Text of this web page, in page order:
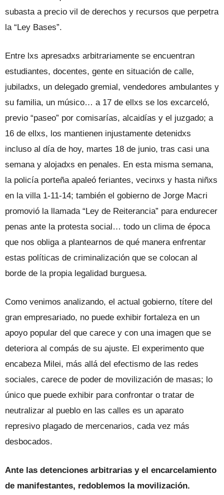
subasta a precio vil de derechos y recursos que perpetra
la “Ley Bases”.
Entre lxs apresadxs arbitrariamente se encuentran
estudiantes, docentes, gente en situación de calle,
jubiladxs, un delegado gremial, vendedores ambulantes y
su familia, un músico… a 17 de ellxs se los excarceló,
previo “paseo” por comisarías, alcaidías y el juzgado; a
16 de ellxs, los mantienen injustamente detenidxs
incluso al día de hoy, martes 18 de junio, tras casi una
semana y alojadxs en penales. En esta misma semana,
la policía porteña apaleó feriantes, vecinxs y hasta niñxs
en la villa 1-11-14; también el gobierno de Jorge Macri
promovió la llamada “Ley de Reiterancia” para endurecer
penas ante la protesta social… todo un clima de época
que nos obliga a plantearnos de qué manera enfrentar
estas políticas de criminalización que se colocan al
borde de la propia legalidad burguesa.
Como venimos analizando, el actual gobierno, títere del
gran empresariado, no puede exhibir fortaleza en un
apoyo popular del que carece y con una imagen que se
deteriora al compás de su ajuste. El experimento que
encabeza Milei, más allá del efectismo de las redes
sociales, carece de poder de movilización de masas; lo
único que puede exhibir para confrontar o tratar de
neutralizar al pueblo en las calles es un aparato
represivo plagado de mercenarios, cada vez más
desbocados.
Ante las detenciones arbitrarias y el encarcelamiento
de manifestantes, redoblemos la movilización.